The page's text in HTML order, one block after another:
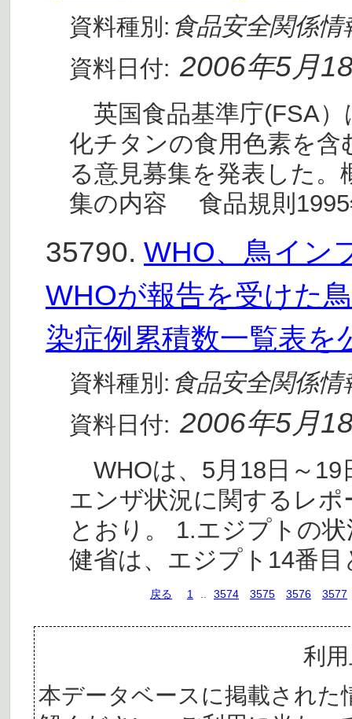
資料種別: 食品安全関係情
資料日付: 2006年5月
英国食品基準庁(FSA
化チタンの食用色素を含
る意見募集を発表した
集の内容 食品規則1995
35790. WHO、鳥イン
WHOが報告を受けた
染症例累積数一覧表を
資料種別: 食品安全関係情
資料日付: 2006年5月
WHOは、5月18日～19
エンザ状況に関するレ
とおり。 1.エジプトの
健省は、エジプト14番目
戻る 1 3574 3575 3576 3577
利
本データベースに掲載された